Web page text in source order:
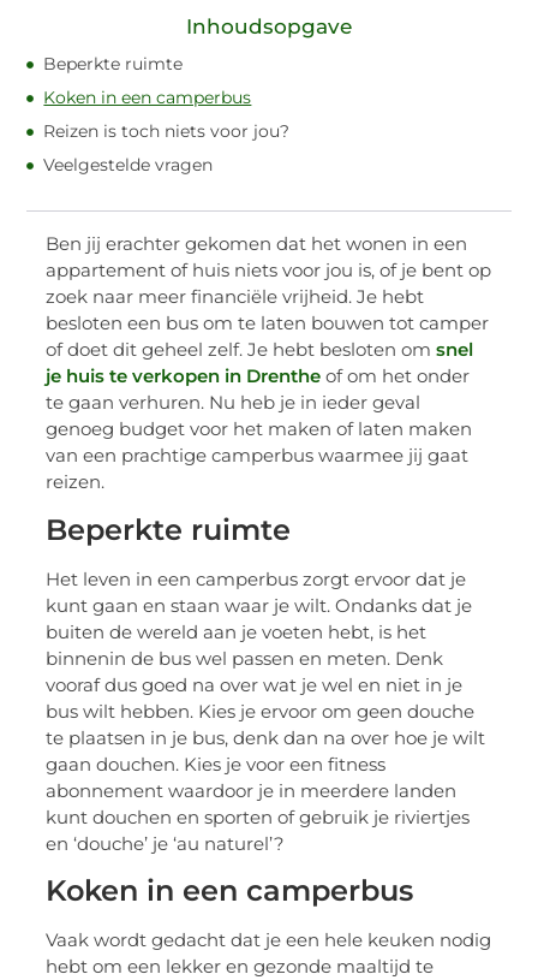
Inhoudsopgave
Beperkte ruimte
Koken in een camperbus
Reizen is toch niets voor jou?
Veelgestelde vragen
Ben jij erachter gekomen dat het wonen in een
appartement of huis niets voor jou is, of je bent op
zoek naar meer financiële vrijheid. Je hebt
besloten een bus om te laten bouwen tot camper
of doet dit geheel zelf. Je hebt besloten omsnel
je huis te verkopen in Drenthe of om het onder
te gaan verhuren. Nu heb je in ieder geval
genoeg budget voor het maken of laten maken
van een prachtige camperbus waarmee jij gaat
reizen.
Beperkte ruimte
Het leven in een camperbus zorgt ervoor dat je
kunt gaan en staan waar je wilt. Ondanks dat je
buiten de wereld aan je voeten hebt, is het
binnenin de bus wel passen en meten. Denk
vooraf dus goed na over wat je wel en niet in je
bus wilt hebben. Kies je ervoor om geen douche
te plaatsen in je bus, denk dan na over hoe je wilt
gaan douchen. Kies je voor een fitness
abonnement waardoor je in meerdere landen
kunt douchen en sporten of gebruik je riviertjes
en ‘douche’ je ‘au naturel’?
Koken in een camperbus
Vaak wordt gedacht dat je een hele keuken nodig
hebt om een lekker en gezonde maaltijd te